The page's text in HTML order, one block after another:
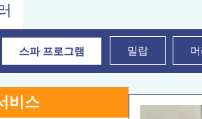
스파 프로그램 밀랍
비스